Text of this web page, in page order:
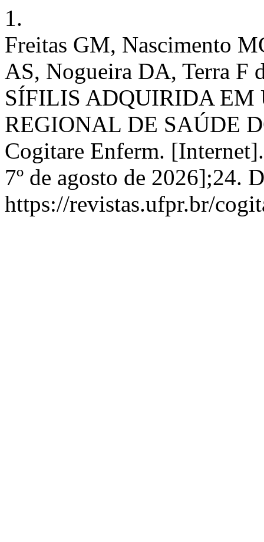
1.
Freitas GM, Nascimento
AS, Nogueira DA, Terra
SÍFILIS ADQUIRIDA EM
REGIONAL DE SAÚDE
Cogitare Enferm.
7º de agosto de 2026];24.
https://revistas.ufpr.br/